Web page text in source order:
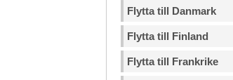
Flytta till Danmark
Flytta till Finland
Flytta till Frankrike